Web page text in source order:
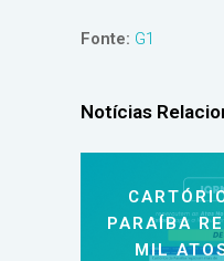
Fonte: G1
Notícias
PARAÍBA
MIL